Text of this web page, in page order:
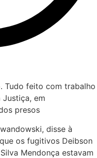
Tudo feito com trabalho
Justiça, em
presos
disse à
os fugitivos Deibson
Mendonça estavam